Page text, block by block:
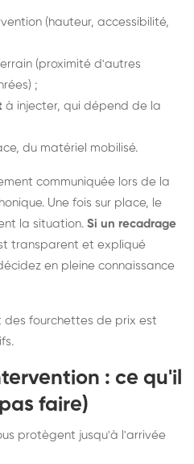
(hauteur, accessibilité,
(proximité d'autres
;
à injecter, qui dépend de la
du matériel mobilisé.
communiquée lors de la
Une fois sur place, le
la situation. Si un recadrage
transparent et expliqué
en pleine connaissance
fourchettes de prix est
.
: ce qu'il
faire)
protègent jusqu'à l'arrivée